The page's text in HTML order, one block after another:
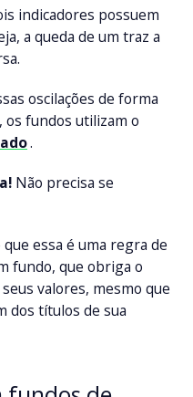
indicadores possuem
a queda de um traz a
oscilações de forma
fundos utilizam o
.
Não precisa se
essa é uma regra de
fundo, que obriga o
valores, mesmo que
dos títulos de sua